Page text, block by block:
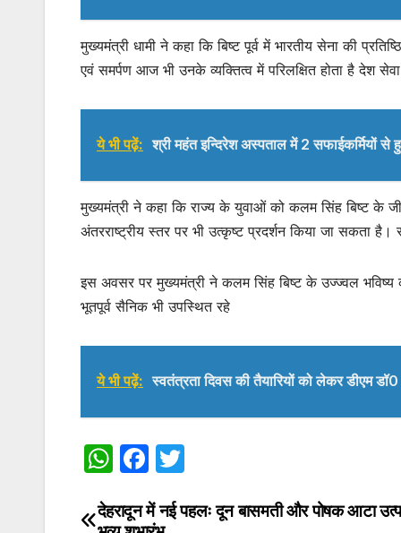
मुख्यमंत्री धामी ने कहा कि बिष्ट पूर्व में भारतीय सेना की
एवं समर्पण आज भी उनके व्यक्तित्व में परिलक्षित होता है देश
ये भी पढ़ें: श्री महंत इन्दिरेश अस्पताल में 2 सफाईकर्मियों से
मुख्यमंत्री ने कहा कि राज्य के युवाओं को कलम सिंह बिष्ट के
अंतरराष्ट्रीय स्तर पर भी उत्कृष्ट प्रदर्शन किया जा सकता
इस अवसर पर मुख्यमंत्री ने कलम सिंह बिष्ट के उज्ज्वल भविष्य
भूतपूर्व सैनिक भी उपस्थित रहे
ये भी पढ़ें: स्वतंत्रता दिवस की तैयारियों को लेकर डीएम
W
at
F
c itt
Post
देहरादून में नई पहलः दून बासमती और पोषक आटा